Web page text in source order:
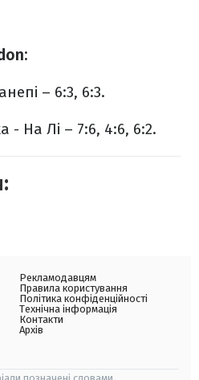
– 6:3, 6:3.
- На Лі – 7:6, 4:6, 6:2.
Рекламодавцям
Правила користування
Політика конфіденційності
Технічна інформація
Контакти
Архів